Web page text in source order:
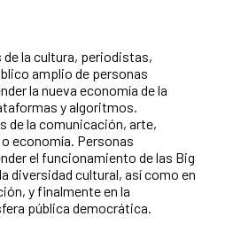
la cultura, periodistas,
amplio de personas
la nueva economía de la
y algoritmos.
de la comunicación, arte,
economía. Personas
el funcionamiento de las Big
diversidad cultural, así como en
y finalmente en la
pública democrática.